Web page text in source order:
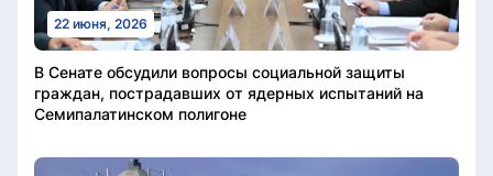
22 июня, 2026
В Сенате обсудили вопросы социальной защиты
граждан, пострадавших от ядерных испытаний на
Семипалатинском полигоне